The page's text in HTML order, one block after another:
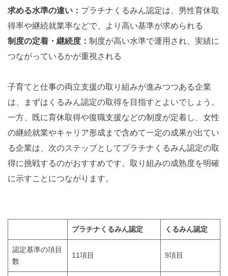
求める水準の違い： プラチナくるみん認定は、男性育休取
得率や継続就業率などで、より高い基準が求められる
制度の定着・継続度： 制度が高い水準で運用され、実績に
つながっているかが重視される
子育てと仕事の両立支援の取り組みが進みつつある企業
は、まずはくるみん認定の取得を目指すとよいでしょう。
一方、既に育休取得や復職支援などの制度が定着し、女性
の継続就業やキャリア形成まで含めて一定の成果が出てい
る企業は、次のステップとしてプラチナくるみん認定の取
得に挑戦するのがおすすめです。取り組みの成熟度を明確
に示すことにつながります。
プラチナくるみん認定 くるみん認定
認定基準の項目
数
11項目 9項目